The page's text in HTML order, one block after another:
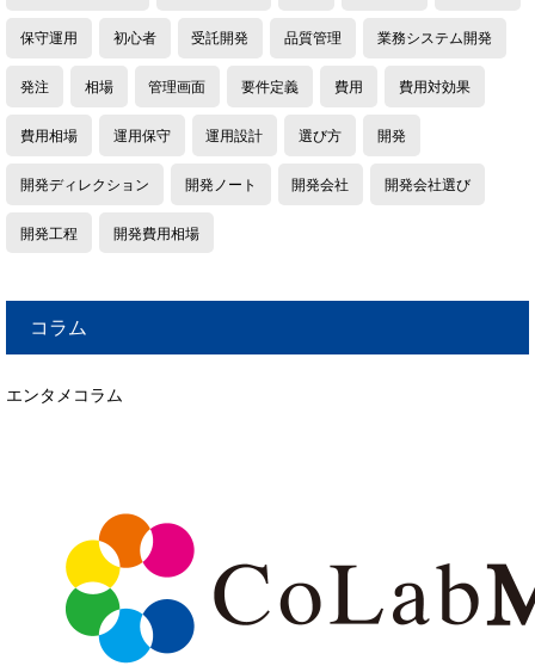
保守運用 初心者 受託開発 品質管理 業務システム開発
発注 相場 管理画面 要件定義 費用 費用対効果
費用相場 運用保守 運用設計 選び方 開発
開発ディレクション 開発ノート 開発会社 開発会社選び
開発工程 開発費用相場
コラム
エンタメコラム